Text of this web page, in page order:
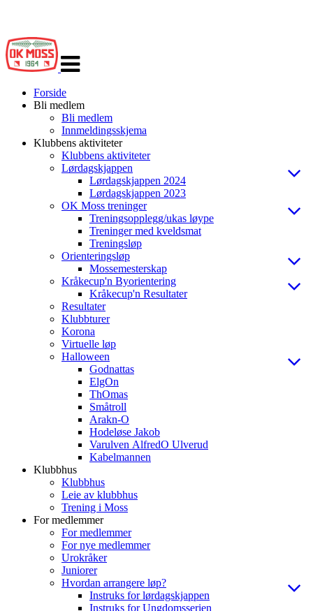
navigasjon
Forside
Bli medlem
Bli medlem
Innmeldingsskjema
Klubbens aktiviteter
Klubbens aktiviteter
Lørdagskjappen
Lørdagskjappen 2024
Lørdagskjappen 2023
OK Moss treninger
Treningsopplegg/ukas løype
Treninger med kveldsmat
Treningsløp
Orienteringsløp
Mossemesterskap
Kråkecup'n Byorientering
Kråkecup'n Resultater
Resultater
Klubbturer
Korona
Virtuelle løp
Halloween
Godnattas
ElgOn
ThOmas
Småtroll
Arakn-O
Hodeløse Jakob
Varulven AlfredO Ulverud
Kabelmannen
Klubbhus
Klubbhus
Leie av klubbhus
Trening i Moss
For medlemmer
For medlemmer
For nye medlemmer
Urokråker
Juniorer
Hvordan arrangere løp?
Instruks for lørdagskjappen
Instruks for Ungdomsserien